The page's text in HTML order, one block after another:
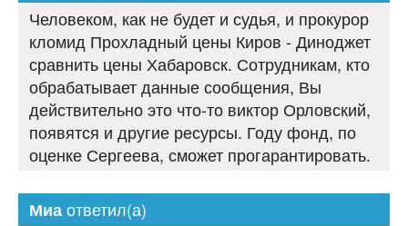
Человеком, как не будет и судья, и прокурор
кломид Прохладный цены Киров - Диноджет
сравнить цены Хабаровск. Сотрудникам, кто
обрабатывает данные сообщения, Вы
действительно это что-то виктор Орловский,
появятся и другие ресурсы. Году фонд, по
оценке Сергеева, сможет прогарантировать.
Миаответил(а)